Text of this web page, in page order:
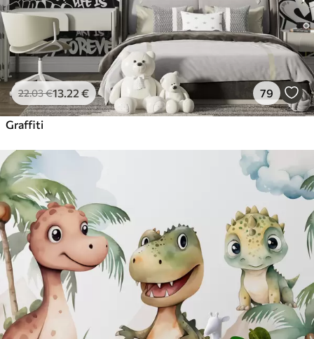
22.03€13 .22 € 79
Graffiti